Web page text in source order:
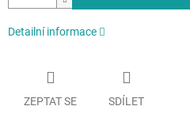
Detailní informace
ZEPTAT SE SDÍLET